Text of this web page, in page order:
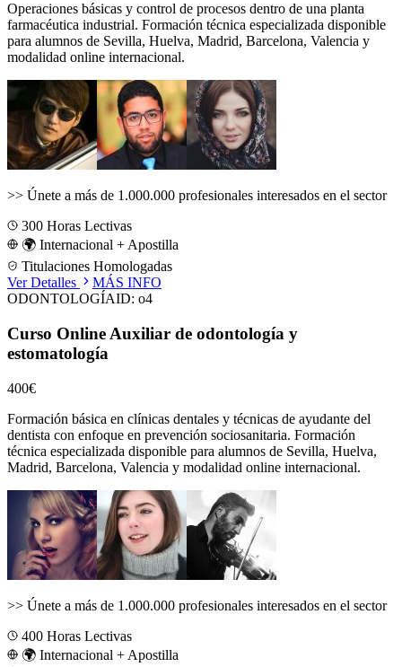
Operaciones básicas y control de procesos dentro de una planta
farmacéutica industrial. Formación técnica especializada disponible
para alumnos de Sevilla, Huelva, Madrid, Barcelona, Valencia y
modalidad online internacional.
>> Únete a más de 1.000.000 profesionales interesados en el sector
300 Horas Lectivas
🌍 Internacional + Apostilla
Titulaciones Homologadas
Ver Detalles
MÁS INFO
ODONTOLOGÍAID: o4
Curso Online Auxiliar de odontología y
estomatología
400€
Formación básica en clínicas dentales y técnicas de ayudante del
dentista con enfoque en prevención sociosanitaria. Formación
técnica especializada disponible para alumnos de Sevilla, Huelva,
Madrid, Barcelona, Valencia y modalidad online internacional.
>> Únete a más de 1.000.000 profesionales interesados en el sector
400 Horas Lectivas
🌍 Internacional + Apostilla